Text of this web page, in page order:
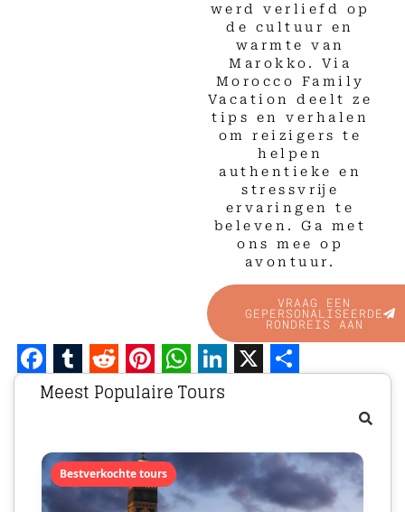
werd verliefd op
de cultuur en
warmte van
Marokko. Via
Morocco Family
Vacation deelt ze
tips en verhalen
om reizigers te
helpen
authentieke en
stressvrije
ervaringen te
beleven. Ga met
ons mee op
avontuur.
VRAAG EEN
GEPERSONALISEERDE
RONDREIS AAN
Facebook
Tumblr
Reddit
Pinterest
WhatsApp
LinkedIn
X Share
Meest Populaire Tours
Bestverkochte tours